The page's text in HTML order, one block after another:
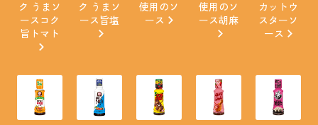
ク うまソ
ースコク
旨トマト
ク うまソ
ース旨塩
使用のソ
ース
使用のソ
ース胡麻
カットウ
スターソ
ース